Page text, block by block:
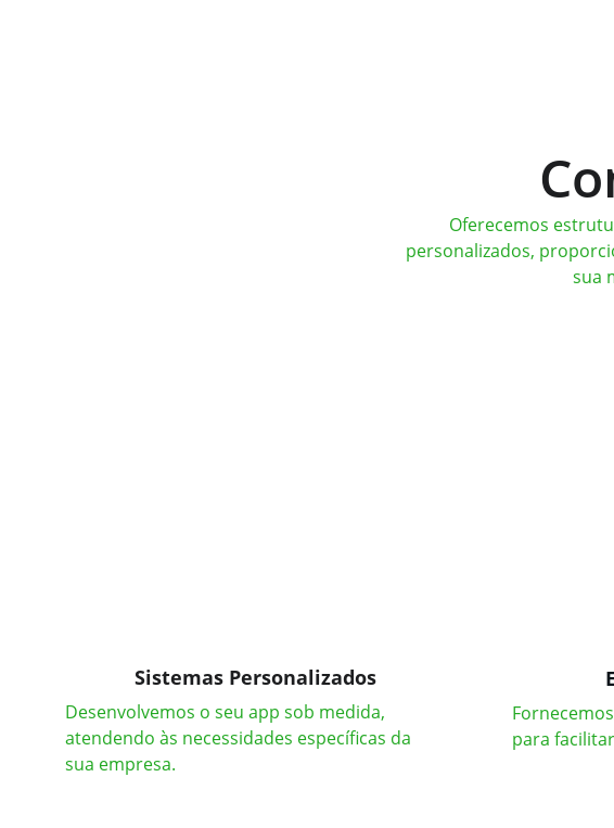
Oferecemos
personalizados,
sua
Sistemas Personalizados
Desenvolvemos o seu app sob medida,
atendendo às necessidades específicas da
sua empresa.
para